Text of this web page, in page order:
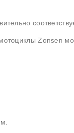
Zonsen